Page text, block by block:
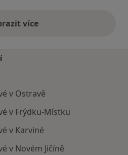
více
výše uvedené názory
v Ostravě
v Frýdku-Místku
v Karviné
v Novém Jičíně